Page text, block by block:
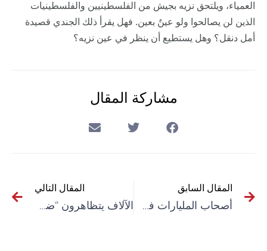
العمياء، ويلتحق نزيه بجيش من الفلسطينيين والفلسطينيات
الذين لن يصالحوا ولو عينٌ بعين. فهل يقرأ ذلك الجندي قصيدة
أمل دنقل؟ وهل يستطيع أن ينظر في عين نزيه؟
مشاركة المقال
المقال السابق
أصحاب المليارات في مجموعة العشرين يمكنهم القضاء على الفقر في العالم بأرباح عام (أوكسفام)
المقال التالي
الآلاف يتظاهرون “ضد الظلم” في تونس